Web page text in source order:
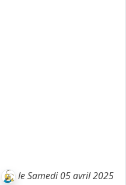
le Samedi 05 avril 2025